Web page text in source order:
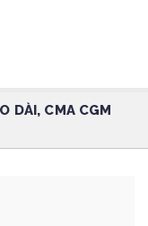
DÀI, CMA CGM